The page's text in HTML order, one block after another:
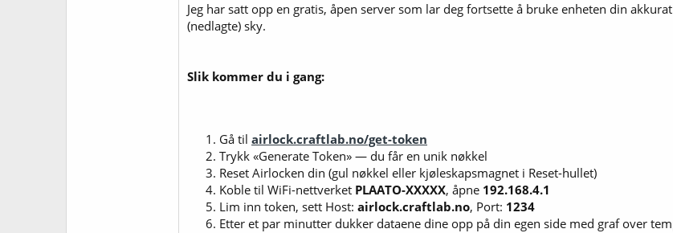
Jeg har satt opp en gratis, åpen server som lar deg fortsette å bruke enheten din
(nedlagte) sky.
Slik kommer du i gang:
Gå til airlock.craftlab.no/get-token
Trykk «Generate Token» — du får en unik nøkkel
Reset Airlocken din (gul nøkkel eller kjøleskapsmagnet i Reset-hullet)
Koble til WiFi-nettverket PLAATO-XXXXX, åpne 192.168.4.1
Lim inn token, sett Host: airlock.craftlab.no, Port: 1234
Etter et par minutter dukker dataene dine opp på din egen side med graf over